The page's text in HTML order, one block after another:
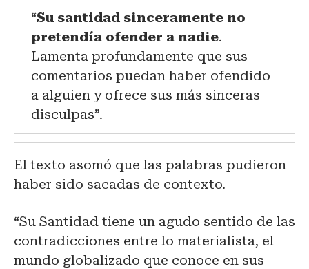
“Su santidad sinceramente no
pretendía ofender a nadie.
Lamenta profundamente que sus
comentarios puedan haber ofendido
a alguien y ofrece sus más sinceras
disculpas”.
El texto asomó que las palabras pudieron
haber sido sacadas de contexto.
“Su Santidad tiene un agudo sentido de las
contradicciones entre lo materialista, el
mundo globalizado que conoce en sus